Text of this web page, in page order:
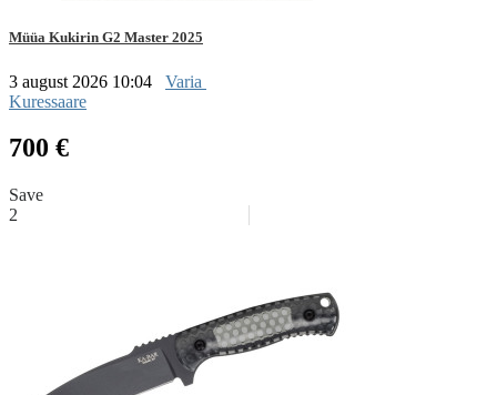
Müüa Kukirin G2 Master 2025
3 august 2026 10:04
Varia
Kuressaare
700 €
Save
2